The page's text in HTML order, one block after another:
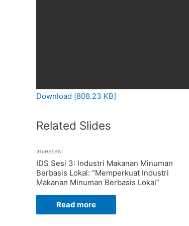
Download [808.23 KB]
Related Slides
Investasi
IDS Sesi 3: Industri Makanan Minuman
Berbasis Lokal: “Memperkuat Industri
Makanan Minuman Berbasis Lokal”
Read more